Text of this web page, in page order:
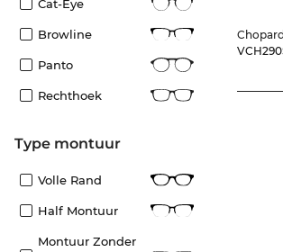
Cat-Eye
Browline
Panto
Rechthoek
Type montuur
Volle Rand
Half Montuur
Montuur Zonder
Chopard